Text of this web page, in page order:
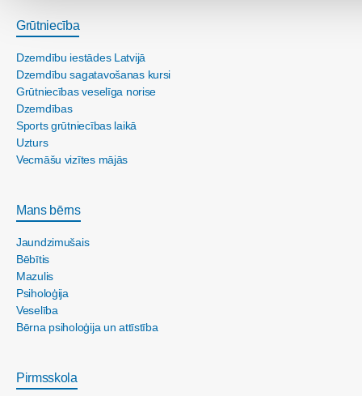
Grūtniecība
Dzemdību iestādes Latvijā
Dzemdību sagatavošanas kursi
Grūtniecības veselīga norise
Dzemdības
Sports grūtniecības laikā
Uzturs
Vecmāšu vizītes mājās
Mans bērns
Jaundzimušais
Bēbītis
Mazulis
Psiholoģija
Veselība
Bērna psiholoģija un attīstība
Pirmsskola